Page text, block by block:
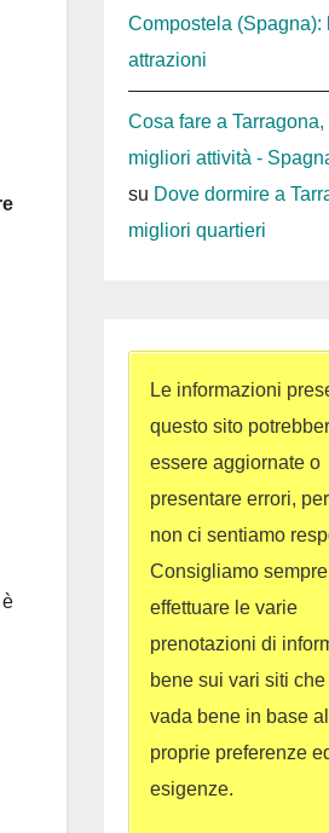
Compostela (Spagna):
attrazioni
Cosa fare a
migliori attività -
su Dove dormire a
migliori quartieri
Le informazioni
questo sito
essere aggiornate o
presentare errori,
non ci sentiamo
Consigliamo
effettuare le varie
prenotazioni di
bene sui vari siti che
vada bene in base
proprie preferenze
esigenze.